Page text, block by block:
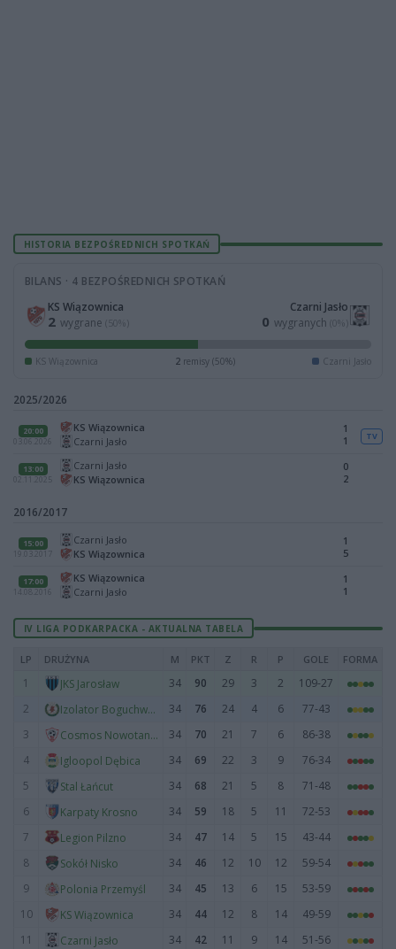
HISTORIA BEZPOŚREDNICH SPOTKAŃ
BILANS · 4 BEZPOŚREDNICH SPOTKAŃ
KS Wiązownica
2 wygrane (50%)
Czarni Jasło
0 wygranych (0%)
KS Wiązownica 2 remisy (50%) Czarni Jasło
2025/2026
20:00
03.06.2026
KS Wiązownica
Czarni Jasło
1
1
TV
13:00
02.11.2025
Czarni Jasło
KS Wiązownica
0
2
2016/2017
15:00
19.03.2017
Czarni Jasło
KS Wiązownica
1
5
17:00
14.08.2016
KS Wiązownica
Czarni Jasło
1
1
IV LIGA PODKARPACKA - AKTUALNA TABELA
LP DRUŻYNA M PKT Z R P GOLE FORMA
1 JKS Jarosław 34 90 29 3 2
109-27
2
Izolator Boguchwała 34 76 24 4 6
77-43
3
Cosmos Nowotaniec 34 70 21 7 6
86-38
4
Igloopol Dębica 34 69 22 3 9
76-34
5
Stal Łańcut 34 68 21 5 8
71-48
6
Karpaty Krosno 34 59 18 5 11
72-53
7
Legion Pilzno 34 47 14 5 15
43-44
8
Sokół Nisko 34 46 12 10 12
59-54
9
Polonia Przemyśl 34 45 13 6 15
53-59
10
KS Wiązownica 34 44 12 8 14
49-59
11
Czarni Jasło 34 42 11 9 14
51-56